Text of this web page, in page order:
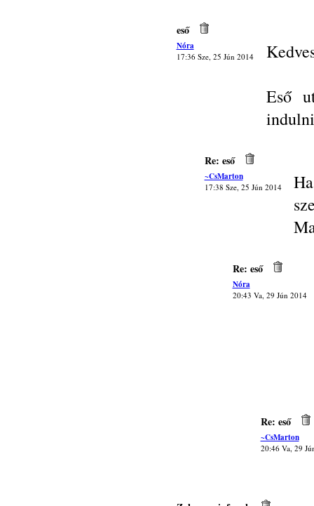
eső
Nóra
17:36 Sze, 25 Jún 2014
Eső
Re: eső
~CsMarton
17:38 Sze, 25 Jún 2014
Re: eső
Nóra
20:43 Va, 29 Jún 2014
Re: eső
~CsMarton
20:46 Va, 29